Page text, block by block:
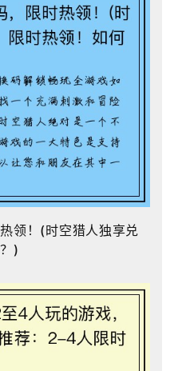
领！(时空猎人独享兑
)